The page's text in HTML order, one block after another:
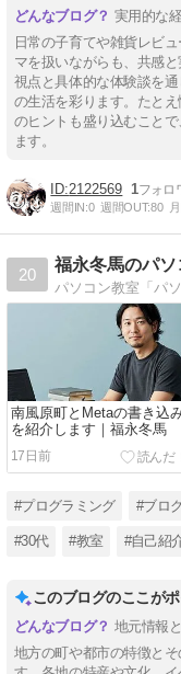
実用的な
日常の子育てや雑貨レビ
マを扱いながらも、共感
視点と具体的な体験談を
の生活を彩ります。たと
のヒントも盛り込むこと
ます。
2122569 1
週間IN:0 週間OUT:80
20
福永冬馬のパ
南風原町とMetaの書き込
を紹介します｜福永冬馬
17日前
#プログラミング #ブロ
#30代 #教室 #自己紹
このブログのここが
地元情報
地方の町や都市の特徴と